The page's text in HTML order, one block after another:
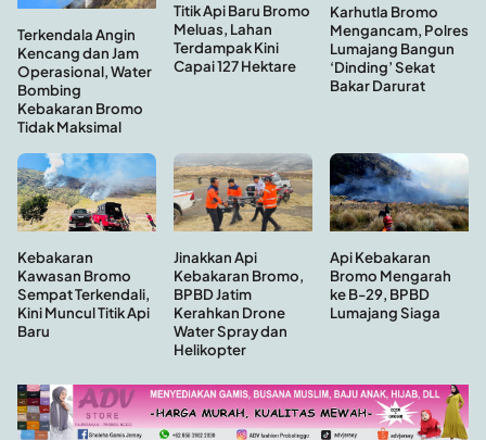
Terkendala Angin
Kencang dan Jam
Operasional, Water
Bombing
Kebakaran Bromo
Tidak Maksimal
Titik Api Baru Bromo
Meluas, Lahan
Terdampak Kini
Capai 127 Hektare
Karhutla Bromo
Mengancam, Polres
Lumajang Bangun
‘Dinding’ Sekat
Bakar Darurat
Kebakaran
Kawasan Bromo
Sempat Terkendali,
Kini Muncul Titik Api
Baru
Jinakkan Api
Kebakaran Bromo,
BPBD Jatim
Kerahkan Drone
Water Spray dan
Helikopter
Api Kebakaran
Bromo Mengarah
ke B-29, BPBD
Lumajang Siaga